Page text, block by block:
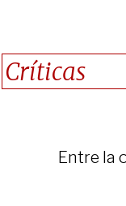
Críticas
Entre la